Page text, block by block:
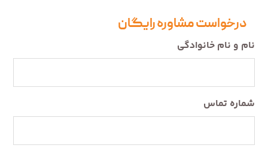
درخواست مشاوره رایگان
نام و نام خانوادگی
شماره تماس